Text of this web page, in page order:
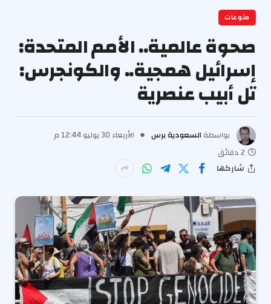
منوعات
صحوة عالمية.. الأمم المتحدة:
إسرائيل همجية.. والكونجرس:
تل أبيب عنصرية
بواسطة السعودية برس
الأربعاء 30 يوليو 12:44 م
2 دقائق
شاركها